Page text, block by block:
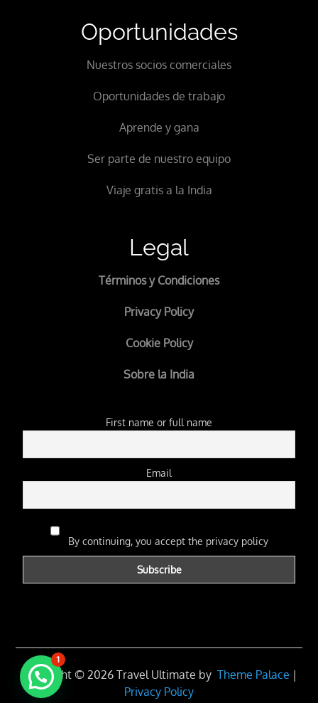
Oportunidades
Nuestros socios comerciales
Oportunidades de trabajo
Aprende y gana
Ser parte de nuestro equipo
Viaje gratis a la India
Legal
Términos y Condiciones
Privacy Policy
Cookie Policy
Sobre la India
First name or full name
Email
By continuing, you accept the privacy policy
Copyright © 2026 Travel Ultimate by Theme Palace |
Privacy Policy
1